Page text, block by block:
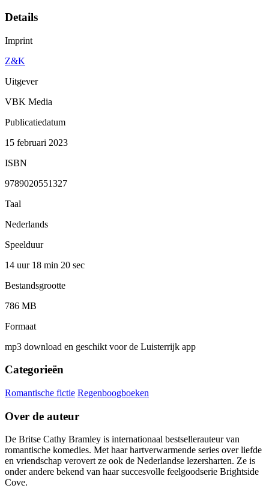
Details
Imprint
Z&K
Uitgever
VBK Media
Publicatiedatum
15 februari 2023
ISBN
9789020551327
Taal
Nederlands
Speelduur
14 uur 18 min 20 sec
Bestandsgrootte
786 MB
Formaat
mp3 download en geschikt voor de Luisterrijk app
Categorieën
Romantische fictie Regenboogboeken
Over de auteur
De Britse Cathy Bramley is internationaal bestsellerauteur van
romantische komedies. Met haar hartverwarmende series over liefde
en vriendschap verovert ze ook de Nederlandse lezersharten. Ze is
onder andere bekend van haar succesvolle feelgoodserie Brightside
Cove.